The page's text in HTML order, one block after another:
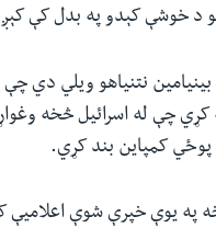
د خوشې کېدو په بدل کې
نتنیاهو ویلي دي
کړي چې له اسرائیل څخه
کمپاین بند کړي.
په یوې خپرې شوې